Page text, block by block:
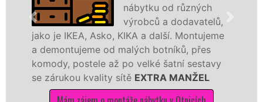
nábytku od různých
výrobců a dodavatelů,
je IKEA, Asko, KIKA a další. Montujeme
od malých botníků, přes
postele až po velké šatní sestavy
kvality sítěEXTRA MANŽEL